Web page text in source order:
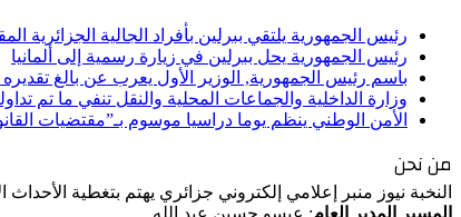
رئيس الجمهورية يلتقي ببرلين بأفراد الجالية الجزائرية
رئيس الجمهورية يحل ببرلين في زيارة رسمية إلى ألمانيا
باسم رئيس الجمهورية, الوزير الأول يعرب عن بالغ
وزارة الداخلية والجماعات المحلية والنقل تنفي ما تم
الأمن الوطني ينظم يوما دراسيا موسوم بـ”مقتضيات
من نحن
النخبة نيوز منبر إعلامي إلكتروني جزائري يهتم بتغطية
المسير المدير العام: عيسو حسين عبد الله